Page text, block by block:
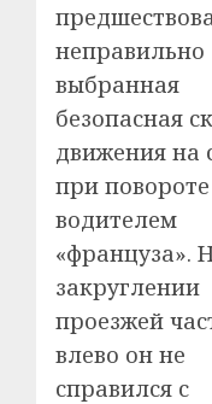
неправильно
выбранная
безопасная
движения на
при повороте
водителем
«француза».
закруглении
проезжей
влево он не
справился с